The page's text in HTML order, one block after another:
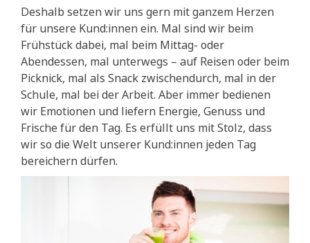
Deshalb setzen wir uns gern mit ganzem Herzen
für unsere Kund:innen ein. Mal sind wir beim
Frühstück dabei, mal beim Mittag- oder
Abendessen, mal unterwegs – auf Reisen oder beim
Picknick, mal als Snack zwischendurch, mal in der
Schule, mal bei der Arbeit. Aber immer bedienen
wir Emotionen und liefern Energie, Genuss und
Frische für den Tag. Es erfüllt uns mit Stolz, dass
wir so die Welt unserer Kund:innen jeden Tag
bereichern dürfen.